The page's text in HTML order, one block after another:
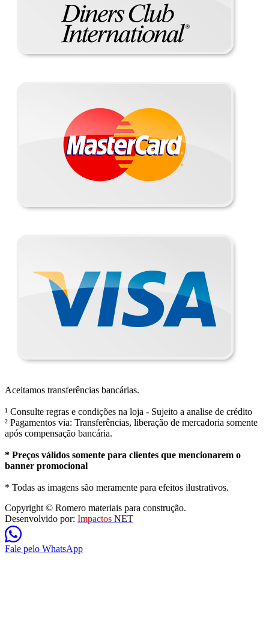
Aceitamos transferências bancárias.
¹ Consulte regras e condições na loja - Sujeito a analise de crédito
² Pagamentos via: Transferências, liberação de mercadoria somente
após compensação bancária.
* Preços válidos somente para clientes que mencionarem o
banner promocional
* Todas as imagens são meramente para efeitos ilustrativos.
Copyright © Romero materiais para construção.
Desenvolvido por: Impactos NET
Fale pelo WhatsApp